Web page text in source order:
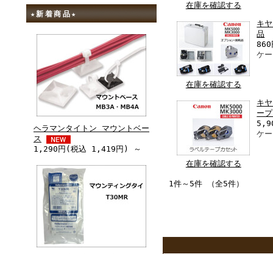
★新着商品★
ヘラマンタイトン マウントベー
ス
1,290円(税込 1,419円) ～
在庫を確認する
在庫を確認する
キ
品
860
ケ
在庫を確認する
キ
ー
ケ
1件～5件 （全5件）